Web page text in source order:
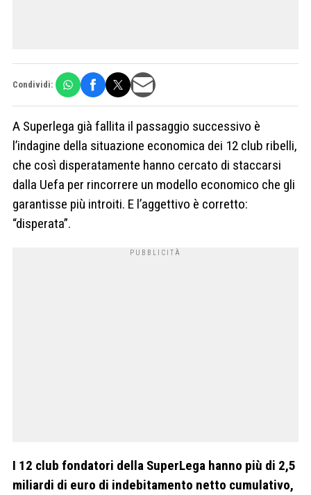
Condividi:
A Superlega già fallita il passaggio successivo è
l’indagine della situazione economica dei 12 club ribelli,
che così disperatamente hanno cercato di staccarsi
dalla Uefa per rincorrere un modello economico che gli
garantisse più introiti. E l’aggettivo è corretto:
“disperata”.
I 12 club fondatori della SuperLega hanno più di 2,5
miliardi di euro di indebitamento netto cumulativo,